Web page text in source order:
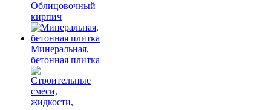
Облицовочный
кирпич
Минеральная,
бетонная плитка